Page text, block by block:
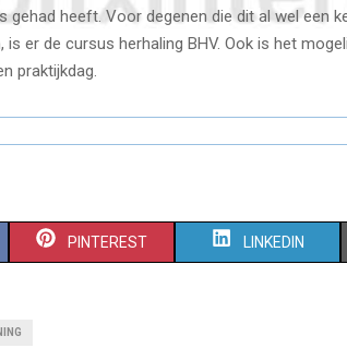
heeft. Voor degenen die dit al wel een
er de cursus herhaling BHV. Ook is het
praktijkdag.
S
PINTEREST S
LINKEDIN